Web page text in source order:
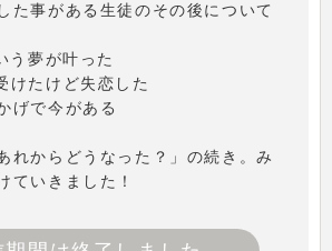
た事がある生徒のその後について
う夢が叶った
けたけど失恋した
げで今がある
れからどうなった？」の続き。み
ていきました！